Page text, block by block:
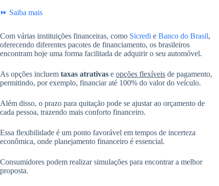
⏩ Saiba mais
Com várias instituições financeiras, como Sicredi e Banco do Brasil,
oferecendo diferentes pacotes de financiamento, os brasileiros
encontram hoje uma forma facilitada de adquirir o seu automóvel.
As opções incluem taxas atrativas e opções flexíveis de pagamento,
permitindo, por exemplo, financiar até 100% do valor do veículo.
Além disso, o prazo para quitação pode se ajustar ao orçamento de
cada pessoa, trazendo mais conforto financeiro.
Essa flexibilidade é um ponto favorável em tempos de incerteza
econômica, onde planejamento financeiro é essencial.
Consumidores podem realizar simulações para encontrar a melhor
proposta.